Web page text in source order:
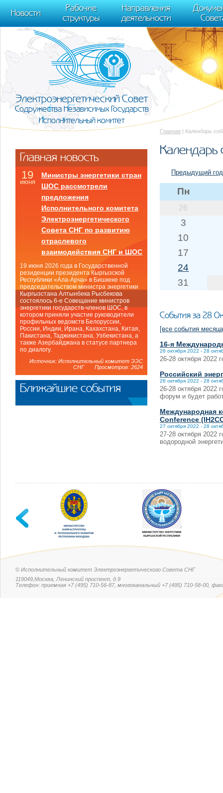
m[i].l=1*new Date(); for (var j = 0; j < document.scripts.length; j++) {if
[0],k.async=1,k.src=r,a.parentNode.insertBefore(k,a)}) (window,
trackLinks:true, accurateTrackBounce:true });
Новости
Рабочие
структуры
Направления
деятельности
Электроэнергетический Совет
Содружества Независимых Государств
Исполнительный комитет
Главная | Календарь
Календарь
Предыдущий год
Пн
26
3
10
17
24
31
События за 28
[все события
16-я
26 октября 2022 - 28
26-28 октября 2022
Российский
26 октября 2022 - 28
26-28 октября 2022
форум и будет
Международная
Conference
27 октября 2022 - 28
27-28 октября 2022
водородной
Главная новость
19
июня
Министры энергетики стран
ШОС рассмотрели
предложения
Исполнительного комитета
Электроэнергетического
Совета СНГ по развитию
отраслевого
взаимодействия СНГ и ШОС
19 июня 2026 года в Государственной
резиденции президента Кыргызской
Республики «Ала-Арча» в Бишкеке под
председательством министра энергетики
Кыргызстана Алтынбека Рысбекова
состоялось 6-е Совещание министров
энергетики государств-членов ШОС, в
котором приняли участие руководители
профильных ведомств Белоруссии,
России, Индии, Ирана, Кахахстана, Китая,
Пакистана, Таджикистана, Узбекистана, а
также Азербайджана в статусе партнера
по диалогу.
Источник: Исполнительный комитет ЭЭС
СНГ Просмотров: 2624
Ближайшие события
© Исполнительный комитет Электроэнергетического Совета СНГ
119049,Москва, Ленинский проспект, д.9
Телефон: приемная +7 (495) 710-56-87, многоканальный +7 (495) 710-58-00,